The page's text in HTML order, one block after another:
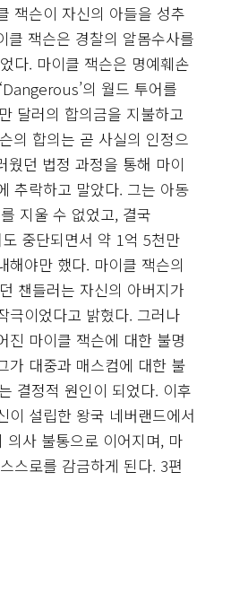
잭슨이 자신의 아들을 성추
클 잭슨은 경찰의 알몸수사를
다. 마이클 잭슨은 명예훼손
의 월드 투어를
달러의 합의금을 지불하고
의 합의는 곧 사실의 인정으
웠던 법정 과정을 통해 마이
추락하고 말았다. 그는 아동
지울 수 없었고, 결국
중단되면서 약 1억 5천만
해야만 했다. 마이클 잭슨의
챈들러는 자신의 아버지가
극이었다고 밝혔다. 그러나
진 마이클 잭슨에 대한 불명
가 대중과 매스컴에 대한 불
결정적 원인이 되었다. 이후
이 설립한 왕국 네버랜드에서
의사 불통으로 이어지며, 마
스로를 감금하게 된다. 3편